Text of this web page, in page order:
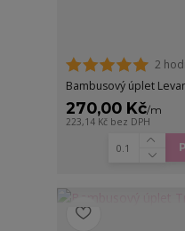
2
Bambusový úplet
270,00 Kč/m
223,14 Kč bez DPH